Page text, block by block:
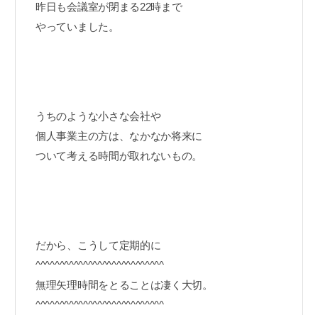
昨日も会議室が閉まる22時まで
やっていました。
うちのような小さな会社や
個人事業主の方は、なかなか将来に
ついて考える時間が取れないもの。
だから、こうして定期的に
^^^^^^^^^^^^^^^^^^^^^^^^^^^
無理矢理時間をとることは凄く大切。
^^^^^^^^^^^^^^^^^^^^^^^^^^^